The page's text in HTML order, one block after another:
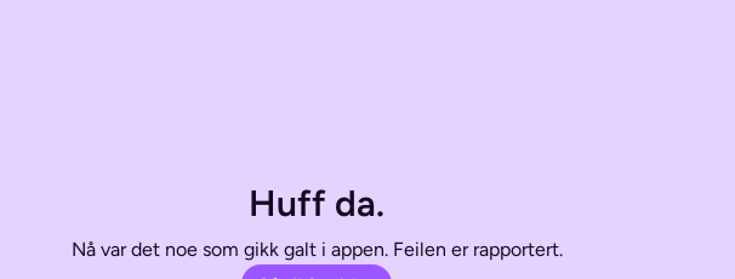
Huff da.
Nå var det noe som gikk galt i appen. Feilen er rapportert.